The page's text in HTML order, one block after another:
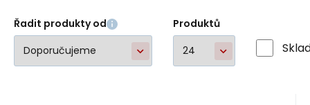
Řadit produkty od Produktů